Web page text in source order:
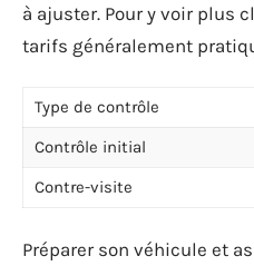
à ajuster. Pour y voir plus
tarifs généralement
Type de contrôle
Contrôle initial
Contre-visite
Préparer son véhicule et